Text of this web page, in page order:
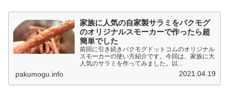
家族に人気の自家製サラミをパクモグ
のオリジナルスモーカーで作ったら超
簡単でした
前回に引き続きパクモグドットコムのオリジナル
スモーカーの使い方紹介です。今回は、家族に大
人気のサラミを作ってみました。以...
pakumogu.info 2021.04.19